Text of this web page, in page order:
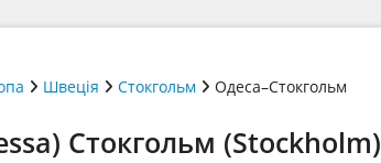
Швеція Стокгольм Одеса–Стокгольм
Стокгольм (Stockholm)